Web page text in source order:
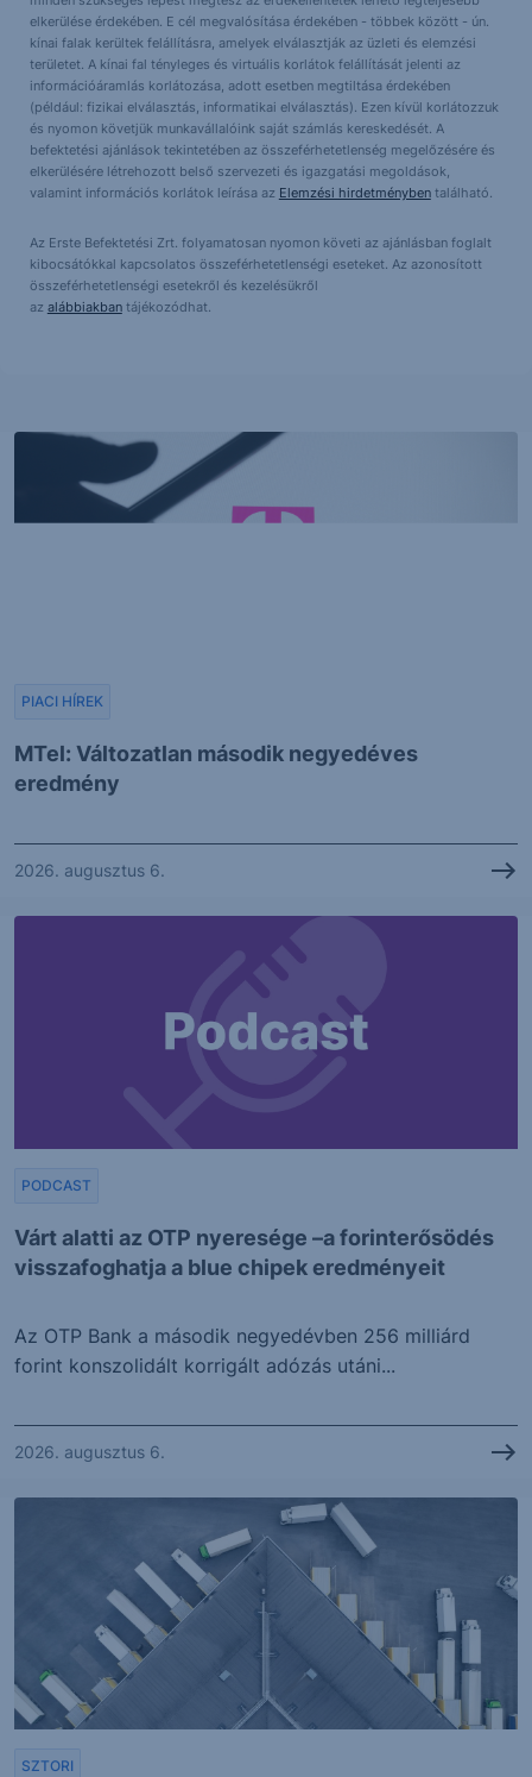
elkerülése érdekében. E cél megvalósítása érdekében - többek között - ún.
kínai falak kerültek felállításra, amelyek elválasztják az üzleti és elemzési
területet. A kínai fal tényleges és virtuális korlátok felállítását jelenti az
információáramlás korlátozása, adott esetben megtiltása érdekében
(például: fizikai elválasztás, informatikai elválasztás). Ezen kívül korlátozzuk
és nyomon követjük munkavállalóink saját számlás kereskedését. A
befektetési ajánlások tekintetében az összeférhetetlenség megelőzésére és
elkerülésére létrehozott belső szervezeti és igazgatási megoldások,
valamint információs korlátok leírása az Elemzési hirdetménybentalálható.
Az Erste Befektetési Zrt. folyamatosan nyomon követi az ajánlásban foglalt
kibocsátókkal kapcsolatos összeférhetetlenségi eseteket. Az azonosított
összeférhetetlenségi esetekről és kezelésükről
az alábbiakbantájékozódhat.
MTel: Változatlan második negyedéves
eredmény
PIACI HÍREK
2026. augusztus 6.
Várt alatti az OTP nyeresége –a forinterősödés
visszafoghatja a blue chipek eredményeit
PODCAST
Az OTP Bank a második negyedévben 256 milliárd
forint konszolidált korrigált adózás utáni...
2026. augusztus 6.
SZTORI